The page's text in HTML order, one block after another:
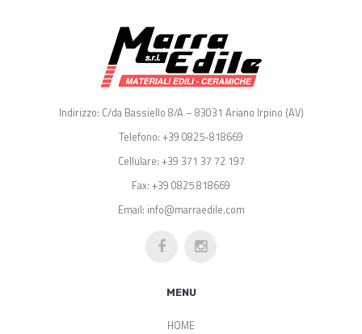
Indirizzo: C/da Bassiello 8/A – 83031 Ariano Irpino (AV)
Telefono: +39 0825-818669
Cellulare: +39 371 37 72 197
Fax: +39 0825 818669
Email: info@marraedile.com
MENU
HOME